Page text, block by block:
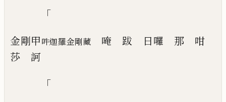
「
金剛甲吽迦羅金剛藏 唵 跋 日囉 那
咁
莎
訶
「